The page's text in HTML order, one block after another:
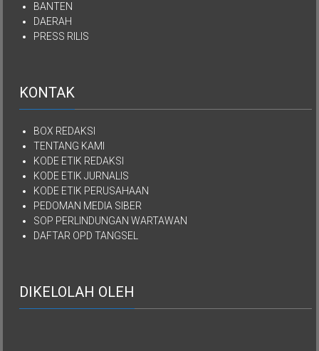
BANTEN
DAERAH
PRESS RILIS
KONTAK
BOX REDAKSI
TENTANG KAMI
KODE ETIK REDAKSI
KODE ETIK JURNALIS
KODE ETIK PERUSAHAAN
PEDOMAN MEDIA SIBER
SOP PERLINDUNGAN WARTAWAN
DAFTAR OPD TANGSEL
DIKELOLAH OLEH